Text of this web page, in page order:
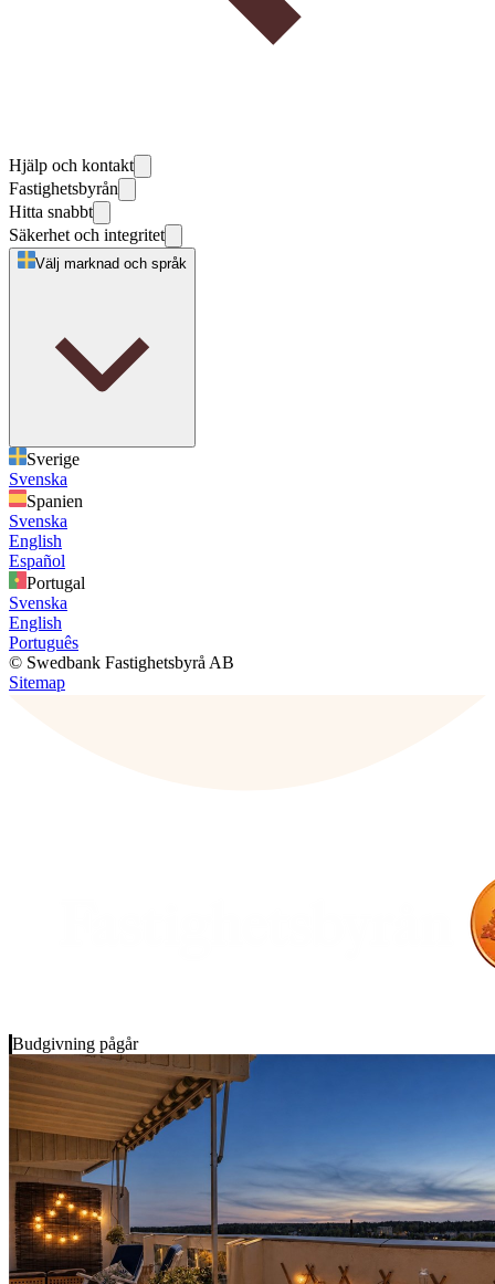
Hjälp och kontakt
Fastighetsbyrån
Hitta snabbt
Säkerhet och integritet
Välj marknad och språk
Sverige
Svenska
Spanien
Svenska
English
Español
Portugal
Svenska
English
Português
© Swedbank Fastighetsbyrå AB
Sitemap
Budgivning pågår